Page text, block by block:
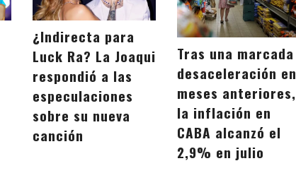
¿Indirecta para
Luck Ra? La Joaqui
respondió a las
especulaciones
sobre su nueva
canción
Tras una marcada
desaceleración en
meses anteriores,
la inflación en
CABA alcanzó el
2,9% en julio